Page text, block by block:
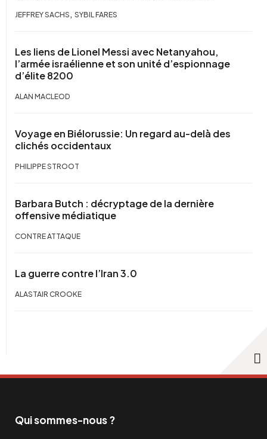
JEFFREY SACHS , SYBIL FARES
Les liens de Lionel Messi avec Netanyahou,
l’armée israélienne et son unité d’espionnage
d’élite 8200
ALAN MACLEOD
Voyage en Biélorussie: Un regard au-delà des
clichés occidentaux
PHILIPPE STROOT
Barbara Butch : décryptage de la dernière
offensive médiatique
CONTRE ATTAQUE
La guerre contre l’Iran 3.0
ALASTAIR CROOKE
Qui sommes-nous ?